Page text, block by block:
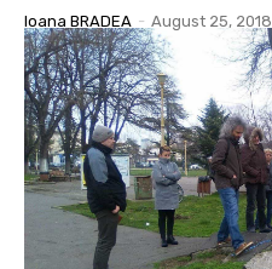
Ioana BRADEA - August 25, 2018